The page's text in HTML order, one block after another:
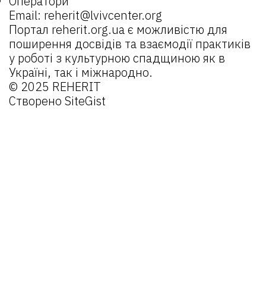
Email: reherit@lvivcenter.org
Портал reherit.org.uaє можливістю для
поширення досвідів та взаємодії практиків
у роботі з культурною спадщиною як в
Україні, так і міжнародно.
© 2025 REHERIT
Створено SiteGist